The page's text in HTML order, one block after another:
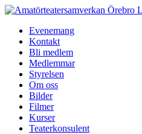
Hoppa
innehållEvenemang
Kontakt
Bli medlem
Medlemmar
Styrelsen
Om oss
Bilder
Filmer
Kurser
Teaterkonsulent